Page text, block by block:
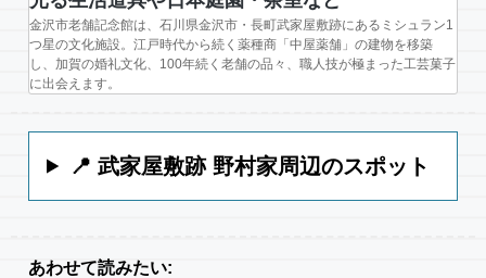
金沢市老舗記念館は、石川県金沢市・長町武家屋敷跡にあるミシュラン1
つ星の文化施設。江戸時代から続く薬種商「中屋薬舗」の建物を移築
し、加賀の婚礼文化、100年続く老舗の品々、職人技が極まった工芸菓子
に出会えます。
📍 武家屋敷跡 野村家周辺のスポット
あわせて読みたい: